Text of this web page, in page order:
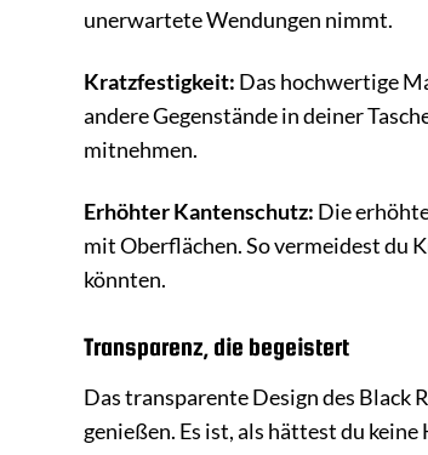
unerwartete Wendungen nimmt.
Kratzfestigkeit: Das hochwertige
andere Gegenstände in deiner
mitnehmen.
Erhöhter Kantenschutz: Die
mit Oberflächen. So vermeidest du
könnten.
Transparenz, die begeistert
Das transparente Design des Black
genießen. Es ist, als hättest du